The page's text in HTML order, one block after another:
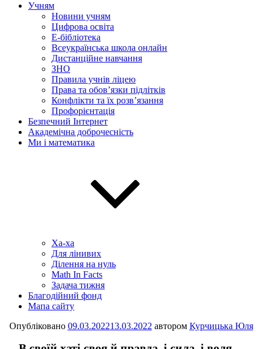
Учням
Новини учням
Цифрова освіта
E-бібліотека
Всеукраїнська школа онлайн
Дистанційне навчання
ЗНО
Правила учнів ліцею
Права та обов’язки підлітків
Конфлікти та їх розв’язання
Профорієнтація
Безпечний Інтернет
Академічна доброчесність
Ми і математика
Ха-ха
Для лінивих
Ділення на нуль
Math In Facts
Задача тижня
Благодійний фонд
Мапа сайту
Опубліковано 09.03.202213.03.2022 автором Курчицька Юля